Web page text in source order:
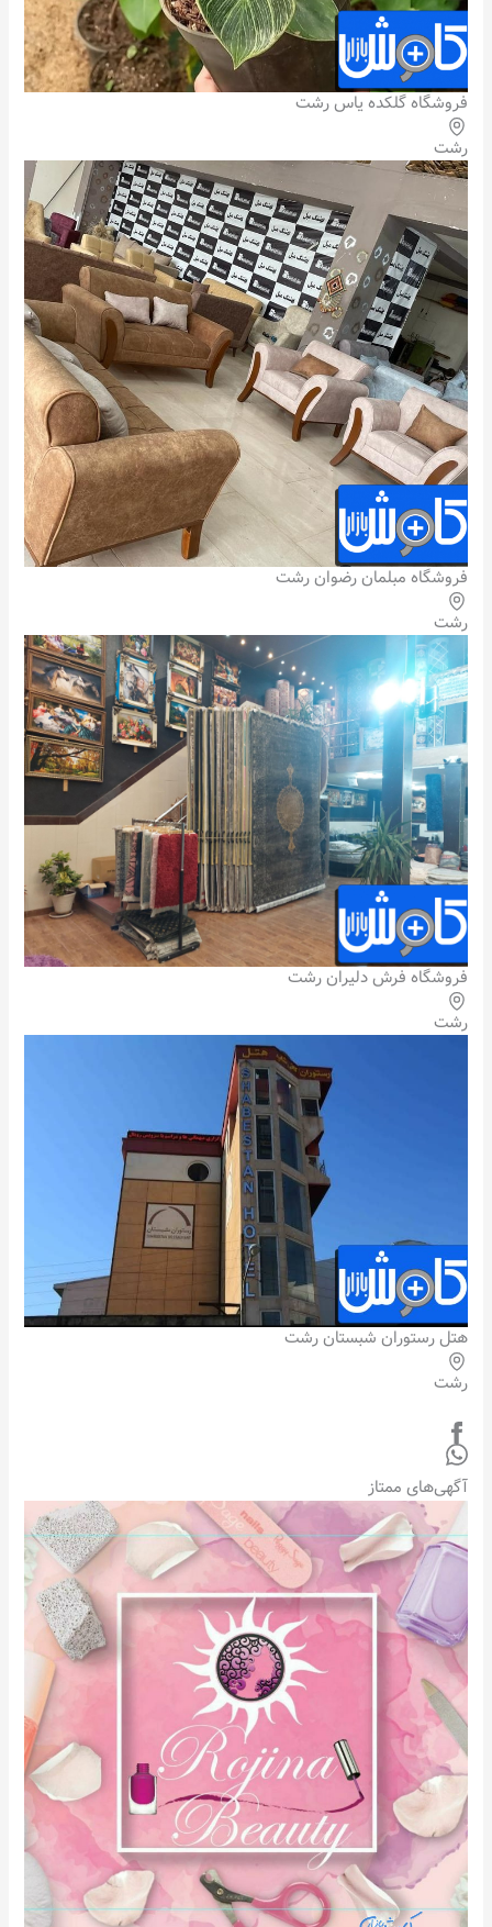
فروشگاه گلکده یاس رشت
رشت
فروشگاه مبلمان رضوان رشت
رشت
فروشگاه فرش دلیران رشت
رشت
هتل رستوران شبستان رشت
رشت
آگهی‌های ممتاز